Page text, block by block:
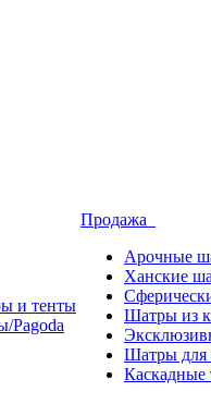
и тенты
Pagoda
Продажа
Арочные
Ханские
Шатры из
Шатры для